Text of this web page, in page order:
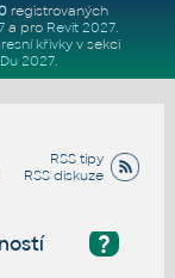
registrovaných
a pro Revit 2027.
křivkyv sekci
2027.
RSS tipy
RSS diskuze
?